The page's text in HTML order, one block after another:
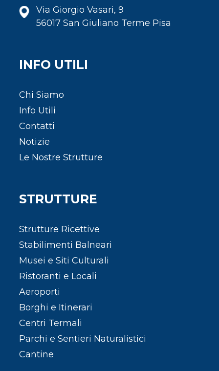
Via Giorgio Vasari, 9
56017 San Giuliano Terme Pisa
INFO UTILI
Chi Siamo
Info Utili
Contatti
Notizie
Le Nostre Strutture
STRUTTURE
Strutture Ricettive
Stabilimenti Balneari
Musei e Siti Culturali
Ristoranti e Locali
Aeroporti
Borghi e Itinerari
Centri Termali
Parchi e Sentieri Naturalistici
Cantine